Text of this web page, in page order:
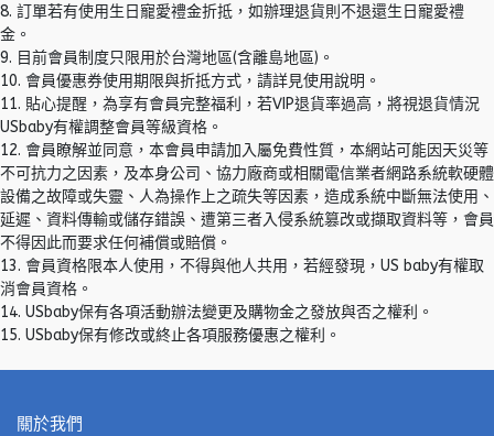
8. 訂單若有使用生日寵愛禮金折抵，如辦理退貨則不退還生日寵愛禮
金。
9. 目前會員制度只限用於台灣地區(含離島地區)。
10. 會員優惠券使用期限與折抵方式，請詳見使用說明。
11. 貼心提醒，為享有會員完整福利，若VIP退貨率過高，將視退貨情況
USbaby有權調整會員等級資格。
12. 會員瞭解並同意，本會員申請加入屬免費性質，本網站可能因天災等
不可抗力之因素，及本身公司、協力廠商或相關電信業者網路系統軟硬體
設備之故障或失靈、人為操作上之疏失等因素，造成系統中斷無法使用、
延遲、資料傳輸或儲存錯誤、遭第三者入侵系統篡改或擷取資料等，會員
不得因此而要求任何補償或賠償。
13. 會員資格限本人使用，不得與他人共用，若經發現，US baby有權取
消會員資格。
14. USbaby保有各項活動辦法變更及購物金之發放與否之權利。
15. USbaby保有修改或終止各項服務優惠之權利。
關於我們